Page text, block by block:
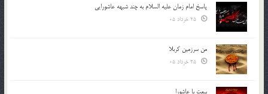
پاسخ امام زمان علیه السلام به چند شبهه عاشورایی
من سرزمین کربلا
بیعت با عاشورا